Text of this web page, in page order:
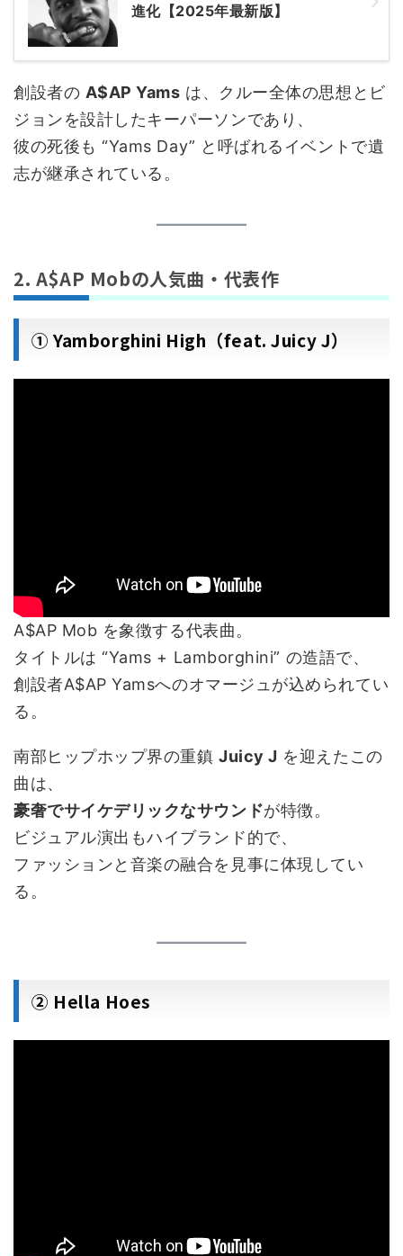
進化【2025年最新版】
創設者の A$AP Yams は、クルー全体の思想とビ
ジョンを設計したキーパーソンであり、
彼の死後も “Yams Day” と呼ばれるイベントで遺
志が継承されている。
2. A$AP Mobの人気曲・代表作
① Yamborghini High（feat. Juicy J）
A$AP Mob を象徴する代表曲。
タイトルは “Yams + Lamborghini” の造語で、
創設者A$AP Yamsへのオマージュが込められてい
る。
南部ヒップホップ界の重鎮Juicy J を迎えたこの
曲は、
豪奢でサイケデリックなサウンドが特徴。
ビジュアル演出もハイブランド的で、
ファッションと音楽の融合を見事に体現してい
る。
② Hella Hoes